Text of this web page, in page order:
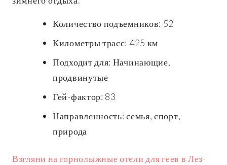
Количество подъемников: 52
Километры трасс: 425 км
Подходит для: Начинающие,
продвинутые
Гей-фактор: 83
Направленность: семья, спорт,
природа
Взгляни на горнолыжные отели для геев в Лез-